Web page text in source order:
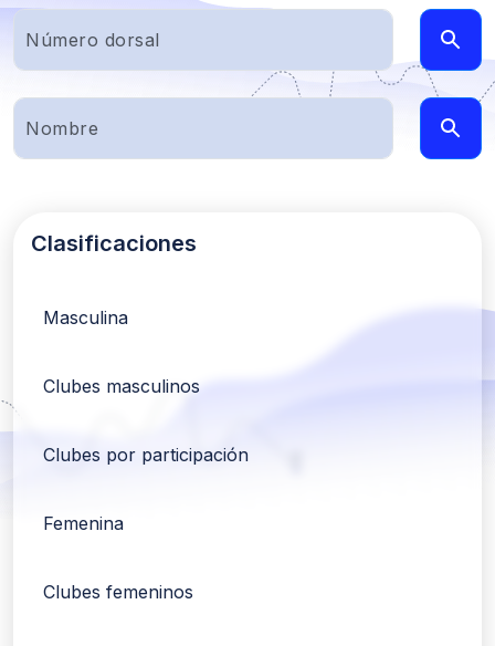
Clasificaciones
Masculina
Clubes masculinos
Clubes por participación
Femenina
Clubes femeninos